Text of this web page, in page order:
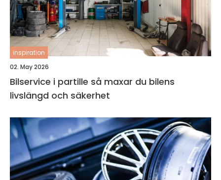
inspiration
02. May 2026
Bilservice i partille så maxar du bilens
livslängd och säkerhet